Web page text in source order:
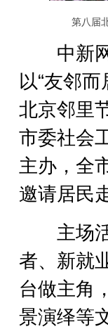
第八届
中新网
以“友邻
北京邻里
市委社会
主办，全
邀请居民
主场活
者、新就
台做主角
景演绎等